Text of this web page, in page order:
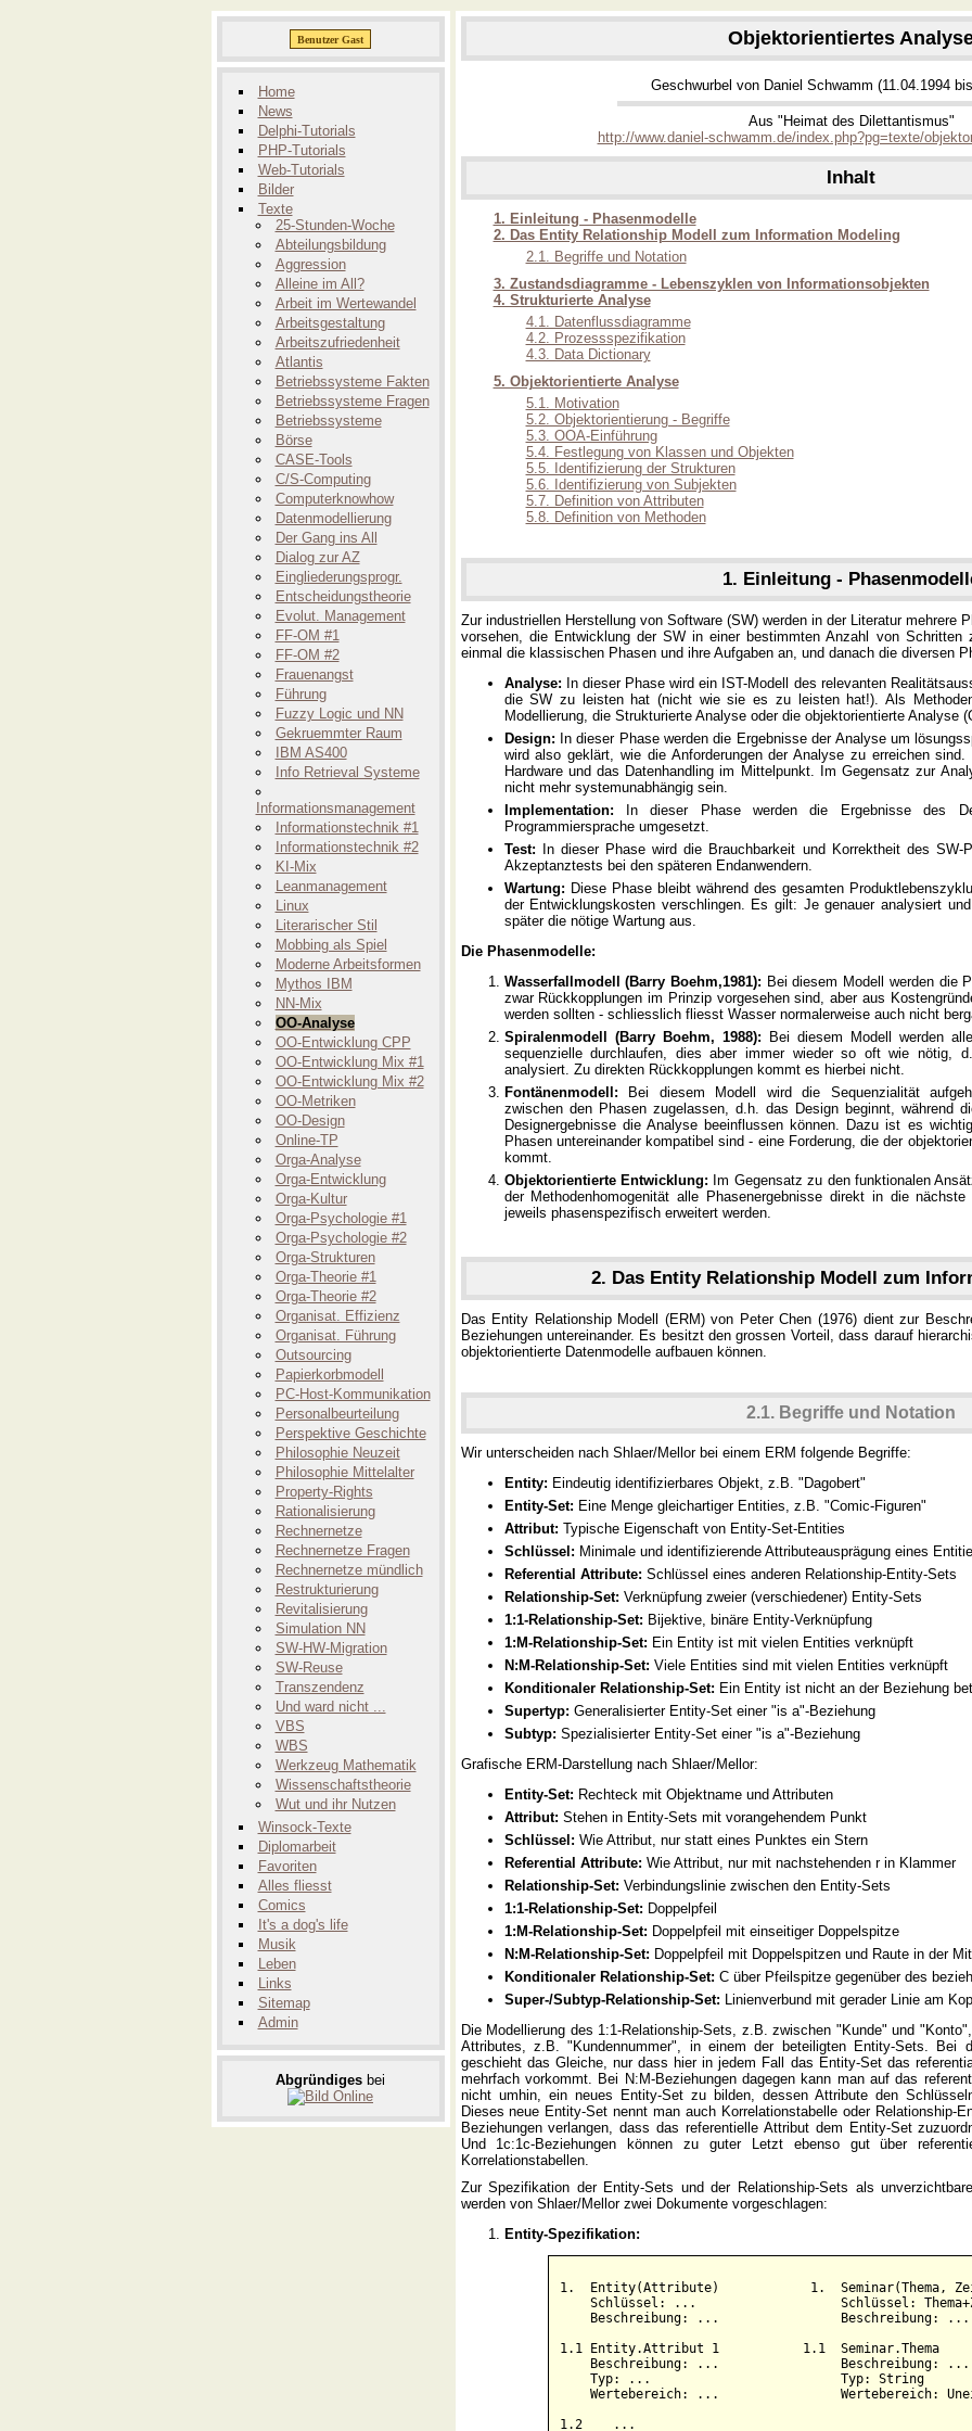
Home
News
Delphi-Tutorials
PHP-Tutorials
Web-Tutorials
Bilder
Texte
25-Stunden-Woche
Abteilungsbildung
Aggression
Alleine im All?
Arbeit im Wertewandel
Arbeitsgestaltung
Arbeitszufriedenheit
Atlantis
Betriebssysteme Fakten
Betriebssysteme Fragen
Betriebssysteme
Börse
CASE-Tools
C/S-Computing
Computerknowhow
Datenmodellierung
Der Gang ins All
Dialog zur AZ
Eingliederungsprogr.
Entscheidungstheorie
Evolut. Management
FF-OM #1
FF-OM #2
Frauenangst
Führung
Fuzzy Logic und NN
Gekruemmter Raum
IBM AS400
Info Retrieval Systeme
Informationsmanagement
Informationstechnik #1
Informationstechnik #2
KI-Mix
Leanmanagement
Linux
Literarischer Stil
Mobbing als Spiel
Moderne Arbeitsformen
Mythos IBM
NN-Mix
OO-Analyse
OO-Entwicklung CPP
OO-Entwicklung Mix #1
OO-Entwicklung Mix #2
OO-Metriken
OO-Design
Online-TP
Orga-Analyse
Orga-Entwicklung
Orga-Kultur
Orga-Psychologie #1
Orga-Psychologie #2
Orga-Strukturen
Orga-Theorie #1
Orga-Theorie #2
Organisat. Effizienz
Organisat. Führung
Outsourcing
Papierkorbmodell
PC-Host-Kommunikation
Personalbeurteilung
Perspektive Geschichte
Philosophie Neuzeit
Philosophie Mittelalter
Property-Rights
Rationalisierung
Rechnernetze
Rechnernetze Fragen
Rechnernetze mündlich
Restrukturierung
Revitalisierung
Simulation NN
SW-HW-Migration
SW-Reuse
Transzendenz
Und ward nicht ...
VBS
WBS
Werkzeug Mathematik
Wissenschaftstheorie
Wut und ihr Nutzen
Winsock-Texte
Diplomarbeit
Favoriten
Alles fliesst
Comics
It's a dog's life
Musik
Leben
Links
Sitemap
Admin
Abgründiges bei
Objektorientiertes
Geschwurbel von Daniel Schwamm (11.04.1994
Aus "Heimat des Dilettantismus"
http://www.daniel-schwamm.de/index.php?pg=texte/
Inhalt
1. Einleitung - Phasenmodelle
2. Das Entity Relationship Modell zum Information Modeling
2.1. Begriffe und Notation
3. Zustandsdiagramme - Lebenszyklen von Informationsobjekten
4. Strukturierte Analyse
4.1. Datenflussdiagramme
4.2. Prozessspezifikation
4.3. Data Dictionary
5. Objektorientierte Analyse
5.1. Motivation
5.2. Objektorientierung - Begriffe
5.3. OOA-Einführung
5.4. Festlegung von Klassen und Objekten
5.5. Identifizierung der Strukturen
5.6. Identifizierung von Subjekten
5.7. Definition von Attributen
5.8. Definition von Methoden
1. Einleitung -
Zur industriellen Herstellung von Software (SW) werden in der Literatur mehrere
vorsehen, die Entwicklung der SW in einer bestimmten Anzahl von
einmal die klassischen Phasen und ihre Aufgaben an, und danach die diversen
Analyse: In dieser Phase wird ein IST-Modell des relevanten
die SW zu leisten hat (nicht wie sie es zu leisten hat!). Als
Modellierung, die Strukturierte Analyse oder die objektorientierte Analyse
Design: In dieser Phase werden die Ergebnisse der Analyse um
wird also geklärt, wie die Anforderungen der Analyse zu erreichen
Hardware und das Datenhandling im Mittelpunkt. Im Gegensatz zur
nicht mehr systemunabhängig sein.
Implementation: In dieser Phase werden die Ergebnisse des
Programmiersprache umgesetzt.
Test: In dieser Phase wird die Brauchbarkeit und Korrektheit des SW-
Akzeptanztests bei den späteren Endanwendern.
Wartung: Diese Phase bleibt während des gesamten
der Entwicklungskosten verschlingen. Es gilt: Je genauer analysiert
später die nötige Wartung aus.
Die Phasenmodelle:
Wasserfallmodell (Barry Boehm,1981): Bei diesem Modell werden die
zwar Rückkopplungen im Prinzip vorgesehen sind, aber aus
werden sollten - schliesslich fliesst Wasser normalerweise auch nicht
Spiralenmodell (Barry Boehm, 1988): Bei diesem Modell werden
sequenzielle durchlaufen, dies aber immer wieder so oft wie nötig,
analysiert. Zu direkten Rückkopplungen kommt es hierbei nicht.
Fontänenmodell: Bei diesem Modell wird die Sequenzialität
zwischen den Phasen zugelassen, d.h. das Design beginnt, während
Designergebnisse die Analyse beeinflussen können. Dazu ist es
Phasen untereinander kompatibel sind - eine Forderung, die der
kommt.
Objektorientierte Entwicklung: Im Gegensatz zu den funktionalen
der Methodenhomogenität alle Phasenergebnisse direkt in die
jeweils phasenspezifisch erweitert werden.
2. Das Entity Relationship Modell zum
Das Entity Relationship Modell (ERM) von Peter Chen (1976) dient zur
Beziehungen untereinander. Es besitzt den grossen Vorteil, dass darauf
objektorientierte Datenmodelle aufbauen können.
2.1. Begriffe und Notation
Wir unterscheiden nach Shlaer/Mellor bei einem ERM folgende Begriffe:
Entity: Eindeutig identifizierbares Objekt, z.B. "Dagobert"
Entity-Set: Eine Menge gleichartiger Entities, z.B. "Comic-Figuren"
Attribut: Typische Eigenschaft von Entity-Set-Entities
Schlüssel: Minimale und identifizierende Attributeausprägung eines
Referential Attribute: Schlüssel eines anderen Relationship-Entity-Sets
Relationship-Set: Verknüpfung zweier (verschiedener) Entity-Sets
1:1-Relationship-Set: Bijektive, binäre Entity-Verknüpfung
1:M-Relationship-Set: Ein Entity ist mit vielen Entities verknüpft
N:M-Relationship-Set: Viele Entities sind mit vielen Entities verknüpft
Konditionaler Relationship-Set: Ein Entity ist nicht an der Beziehung
Supertyp: Generalisierter Entity-Set einer "is a"-Beziehung
Subtyp: Spezialisierter Entity-Set einer "is a"-Beziehung
Grafische ERM-Darstellung nach Shlaer/Mellor:
Entity-Set: Rechteck mit Objektname und Attributen
Attribut: Stehen in Entity-Sets mit vorangehendem Punkt
Schlüssel: Wie Attribut, nur statt eines Punktes ein Stern
Referential Attribute: Wie Attribut, nur mit nachstehenden r in Klammer
Relationship-Set: Verbindungslinie zwischen den Entity-Sets
1:1-Relationship-Set: Doppelpfeil
1:M-Relationship-Set: Doppelpfeil mit einseitiger Doppelspitze
N:M-Relationship-Set: Doppelpfeil mit Doppelspitzen und Raute in der
Konditionaler Relationship-Set: C über Pfeilspitze gegenüber des
Super-/Subtyp-Relationship-Set: Linienverbund mit gerader Linie am
Die Modellierung des 1:1-Relationship-Sets, z.B. zwischen "Kunde" und
Attributes, z.B. "Kundennummer", in einem der beteiligten Entity-Sets. Bei
geschieht das Gleiche, nur dass hier in jedem Fall das Entity-Set das
mehrfach vorkommt. Bei N:M-Beziehungen dagegen kann man auf das
nicht umhin, ein neues Entity-Set zu bilden, dessen Attribute den
Dieses neue Entity-Set nennt man auch Korrelationstabelle oder Relationship-
Beziehungen verlangen, dass das referentielle Attribut dem Entity-Set
Und 1c:1c-Beziehungen können zu guter Letzt ebenso gut über
Korrelationstabellen.
Zur Spezifikation der Entity-Sets und der Relationship-Sets als
werden von Shlaer/Mellor zwei Dokumente vorgeschlagen:
Entity-Spezifikation:
1.  Entity(Attribute)            1.  Seminar(Thema,
Schlüssel: ...                   Schlüssel:
    Beschreibung: ...                Beschreibung: ...
1.1 Entity.Attribut 1           1.1  Seminar.Thema
    Beschreibung: ...                Beschreibung: ...
    Typ: ...                         Typ: String
Wertebereich: ...                Wertebereich: